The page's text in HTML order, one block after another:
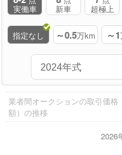
実働車 新車 超極上
指定なし ～0.5万km ～1
業者間オークションの取引価
額）の推移
2026